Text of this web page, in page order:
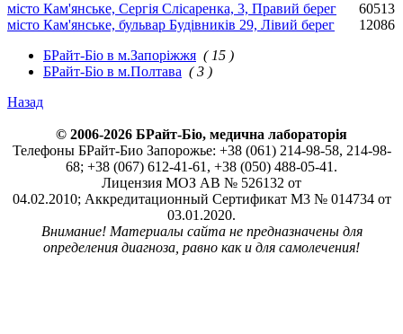
місто Кам'янське, Сергія Слісаренка, 3, Правий берег
60513
місто Кам'янське, бульвар Будівників 29, Лівий берег
12086
БРайт-Біо в м.Запоріжжя ( 15 )
БРайт-Біо в м.Полтава ( 3 )
Назад
© 2006-2026 БРайт-Біо, медична лабораторія
Телефоны БРайт-Био Запорожье: +38 (061) 214-98-58, 214-98-
68; +38 (067) 612-41-61, +38 (050) 488-05-41.
Лицензия МОЗ АВ № 526132 от
04.02.2010; Аккредитационный Сертификат М3 № 014734 от
03.01.2020.
Внимание! Материалы сайта не предназначены для
определения диагноза, равно как и для самолечения!